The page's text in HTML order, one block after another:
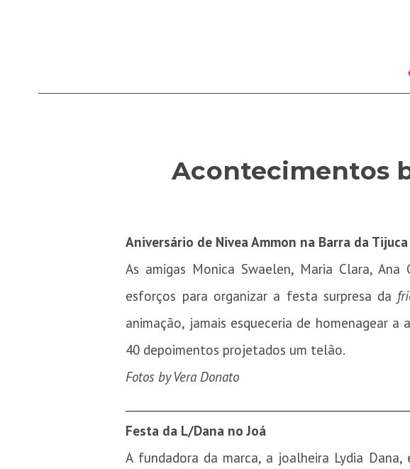
Acontecimentos
Aniversário de Nivea Ammon na Barra da Tijuca
As amigas Monica Swaelen, Maria Clara,
esforços para organizar a festa surpresa da
animação, jamais esqueceria de homenagear a
40 depoimentos projetados um telão.
Fotos by Vera Donato
Festa da L/Dana no Joá
A fundadora da marca, a joalheira Lydia